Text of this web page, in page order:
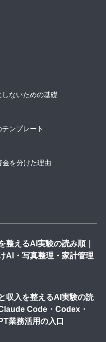
ないための基礎
ンプレート
を分けた理由
整えるAI実験の読み順｜
AI・写真整理・家計管理
収入を整えるAI実験の読
Code・Codex・
業務活用の入口